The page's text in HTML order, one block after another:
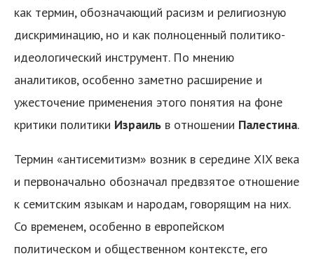
как термин, обозначающий расизм и религиозную
дискриминацию, но и как полноценный политико-
идеологический инструмент. По мнению
аналитиков, особенно заметно расширение и
ужесточение применения этого понятия на фоне
критики политики Израиль в отношении Палестина.
Термин «антисемитизм» возник в середине XIX века
и первоначально обозначал предвзятое отношение
к семитским языкам и народам, говорящим на них.
Со временем, особенно в европейском
политическом и общественном контексте, его